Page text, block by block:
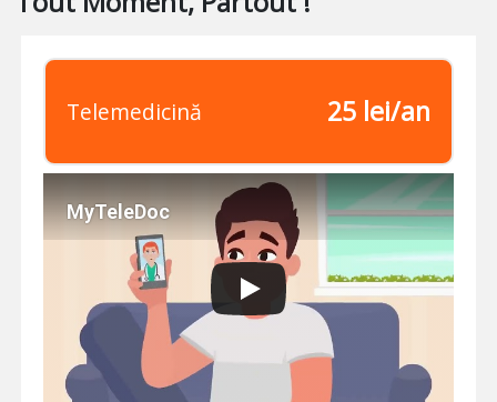
Telemedicină 25 lei/an
MyTeleDoc